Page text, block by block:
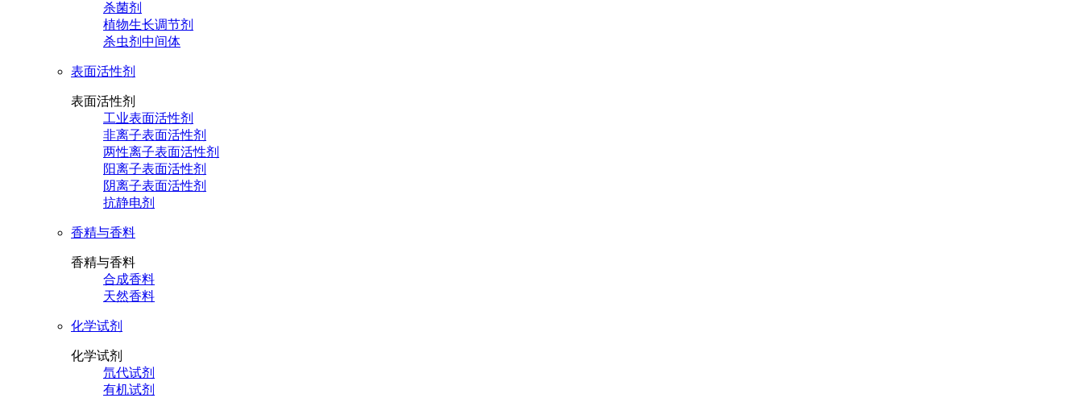
杀菌剂
植物生长调节剂
杀虫剂中间体
表面活性剂
表面活性剂
工业表面活性剂
非离子表面活性剂
两性离子表面活性剂
阳离子表面活性剂
阴离子表面活性剂
抗静电剂
香精与香料
香精与香料
合成香料
天然香料
化学试剂
化学试剂
氘代试剂
有机试剂